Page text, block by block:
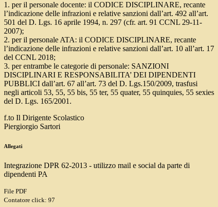
1. per il personale docente: il CODICE DISCIPLINARE, recante
l’indicazione delle infrazioni e relative sanzioni dall’art. 492 all’art.
501 del D. Lgs. 16 aprile 1994, n. 297 (cfr. art. 91 CCNL 29-11-
2007);
2. per il personale ATA: il CODICE DISCIPLINARE, recante
l’indicazione delle infrazioni e relative sanzioni dall’art. 10 all’art. 17
del CCNL 2018;
3. per entrambe le categorie di personale: SANZIONI
DISCIPLINARI E RESPONSABILITA’ DEI DIPENDENTI
PUBBLICI dall’art. 67 all’art. 73 del D. Lgs.150/2009, trasfusi
negli articoli 53, 55, 55 bis, 55 ter, 55 quater, 55 quinquies, 55 sexies
del D. Lgs. 165/2001.
f.to Il Dirigente Scolastico
Piergiorgio Sartori
Allegati
Integrazione DPR 62-2013 - utilizzo mail e social da parte di
dipendenti PA
File PDF
Contatore click: 97